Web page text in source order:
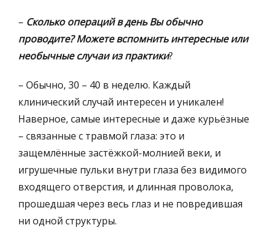
– Сколько операций в день Вы обычно
проводите? Можете вспомнить интересные или
необычные случаи из практики?
– Обычно, 30 – 40 в неделю. Каждый
клинический случай интересен и уникален!
Наверное, самые интересные и даже курьёзные
– связанные с травмой глаза: это и
защемлённые застёжкой-молнией веки, и
игрушечные пульки внутри глаза без видимого
входящего отверстия, и длинная проволока,
прошедшая через весь глаз и не повредившая
ни одной структуры.